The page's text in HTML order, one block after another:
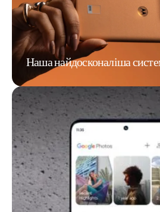
Наша найдосконаліша